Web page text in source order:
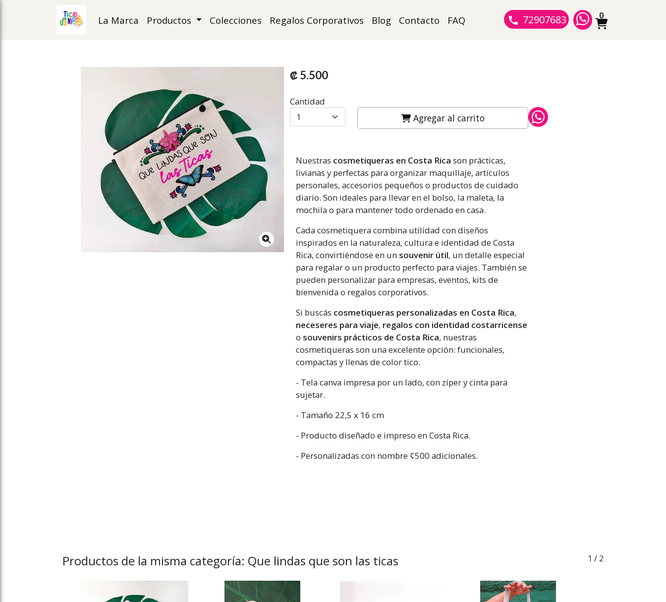
slideout menu.La Marca Productos Colecciones Regalos Corporativos Blog Contacto FAQ 72907683 0
₡ 5.500
Cantidad
Agregar al carrito
Nuestras cosmetiqueras en Costa Rica son prácticas,
livianas y perfectas para organizar maquillaje, artículos
personales, accesorios pequeños o productos de cuidado
diario. Son ideales para llevar en el bolso, la maleta, la
mochila o para mantener todo ordenado en casa.
Cada cosmetiquera combina utilidad con diseños
inspirados en la naturaleza, cultura e identidad de Costa
Rica, convirtiéndose en un souvenir útil, un detalle especial
para regalar o un producto perfecto para viajes. También se
pueden personalizar para empresas, eventos, kits de
bienvenida o regalos corporativos.
Si buscás cosmetiqueras personalizadas en Costa Rica,
neceseres para viaje, regalos con identidad costarricense
o souvenirs prácticos de Costa Rica, nuestras
cosmetiqueras son una excelente opción: funcionales,
compactas y llenas de color tico.
- Tela canva impresa por un lado, con zíper y cinta para
sujetar.
- Tamaño 22,5 x 16 cm
- Producto diseñado e impreso en Costa Rica.
- Personalizadas con nombre ¢500 adicionales.
Productos de la misma categoría: Que lindas que son las ticas 1 / 2